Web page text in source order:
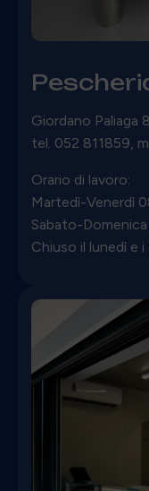
Giordano Paliaga
tel. 052 811859,
Orario di lavoro:
Martedì-Venerdì
Sabato-
Chiuso il lunedì e